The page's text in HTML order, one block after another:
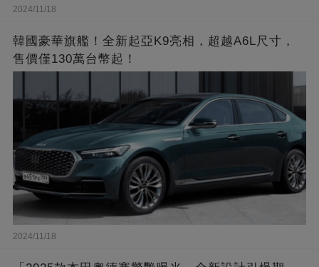
2024/11/18
韓國豪華旗艦！全新起亞K9亮相，超越A6L尺寸，
售價僅130萬台幣起！
2024/11/18